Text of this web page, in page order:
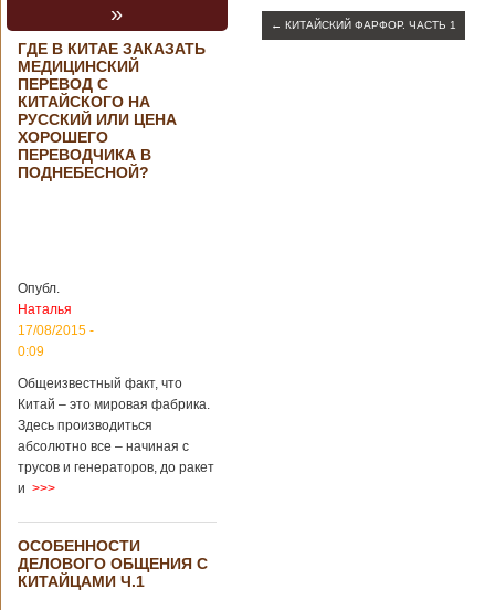
21/02/2019 - 22:26
В Китае найден
древний
крупный
бирюзовый
рудник
Китайским
археологам
удалось
обнаружить
крупнейший рудник
по добыче бирюзы
северо-западе
Китая. Об этом
сообщает
агентство Синьхуа,
Синьцзянский
институт
археологии и
культурных
реликвий. Площадь
участка, на
котором добывали
квадратных
километров.
Сообщается, что
»
ГДЕ В КИТАЕ ЗАКАЗАТЬ
МЕДИЦИНСКИЙ
ПЕРЕВОД С
КИТАЙСКОГО НА
РУССКИЙ ИЛИ ЦЕНА
ХОРОШЕГО
ПЕРЕВОДЧИКА В
ПОДНЕБЕСНОЙ?
Опубл.
Наталья
17/08/2015 -
0:09
Общеизвестный факт, что
Китай – это мировая фабрика.
Здесь производиться
абсолютно все – начиная с
трусов и генераторов, до ракет
и >>>
ОСОБЕННОСТИ
ДЕЛОВОГО ОБЩЕНИЯ С
КИТАЙЦАМИ Ч.1
← КИТАЙСКИЙ ФАРФОР. ЧАСТЬ 1